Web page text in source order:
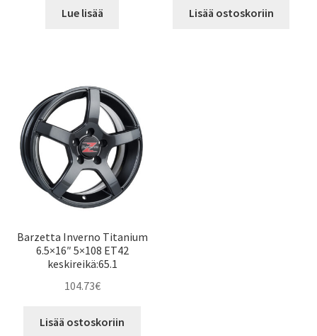
Lue lisää Lisää ostoskoriin
Barzetta Inverno Titanium
6.5×16″ 5×108 ET42
keskireikä:65.1
104.73€
Lisää ostoskoriin